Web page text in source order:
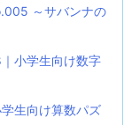
～サバンナの
小学生向け数字
生向け算数パズ